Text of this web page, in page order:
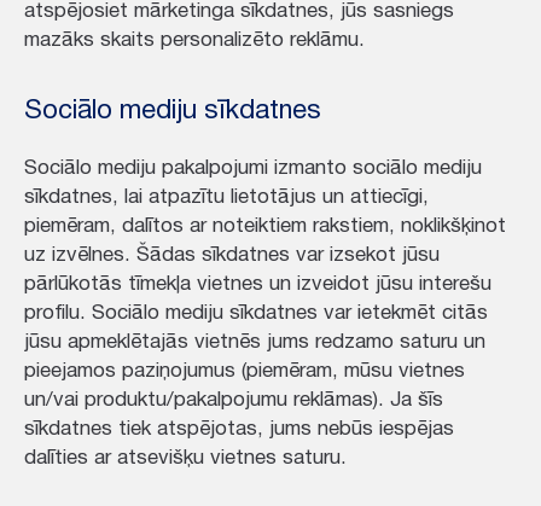
atspējosiet mārketinga sīkdatnes, jūs sasniegs
mazāks skaits personalizēto reklāmu.
Sociālo mediju sīkdatnes
Sociālo mediju pakalpojumi izmanto sociālo mediju
sīkdatnes, lai atpazītu lietotājus un attiecīgi,
piemēram, dalītos ar noteiktiem rakstiem, noklikšķinot
uz izvēlnes. Šādas sīkdatnes var izsekot jūsu
pārlūkotās tīmekļa vietnes un izveidot jūsu interešu
profilu. Sociālo mediju sīkdatnes var ietekmēt citās
jūsu apmeklētajās vietnēs jums redzamo saturu un
pieejamos paziņojumus (piemēram, mūsu vietnes
un/vai produktu/pakalpojumu reklāmas). Ja šīs
sīkdatnes tiek atspējotas, jums nebūs iespējas
dalīties ar atsevišķu vietnes saturu.